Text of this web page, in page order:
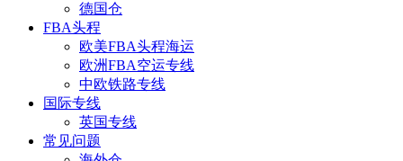
德国仓
FBA头程
欧美FBA头程海运
欧洲FBA空运专线
中欧铁路专线
国际专线
英国专线
常见问题